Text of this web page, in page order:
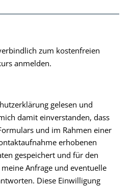
zum kostenfreien
anmelden.
gelesen und
damit einverstanden, dass
und im Rahmen einer
erhobenen
gespeichert und für den
Anfrage und eventuelle
Diese Einwilligung